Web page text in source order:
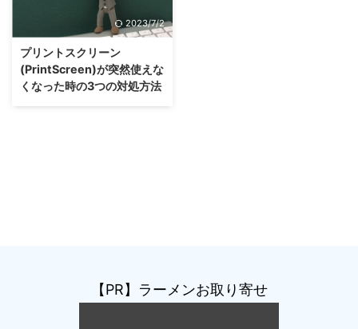
2023/7/2
プリントスクリーン
(PrintScreen)が突然使えな
くなった時の3つの対処方法
【PR】ラーメンお取り寄せ